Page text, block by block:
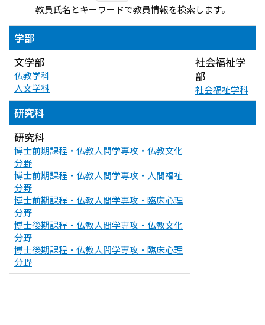
教員氏名とキーワードで教員情報を検索します。
学部
文学部
仏教学科
人文学科
社会福祉学
部
社会福祉学科
研究科
研究科
博士前期課程・仏教人間学専攻・仏教文化
分野
博士前期課程・仏教人間学専攻・人間福祉
分野
博士前期課程・仏教人間学専攻・臨床心理
分野
博士後期課程・仏教人間学専攻・仏教文化
分野
博士後期課程・仏教人間学専攻・臨床心理
分野